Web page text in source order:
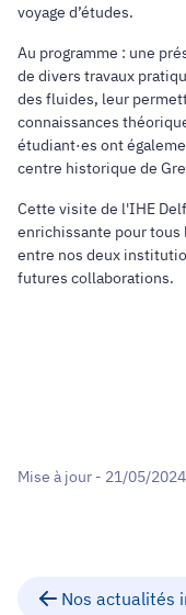
voyage d’études.
Au programme : une
de divers travaux
des fluides, leur
connaissances
étudiant·es ont
centre historique de
Cette visite de l'IHE
enrichissante pour tous
entre nos deux
futures collaborations.
Mise à jour - 21/05/2024
Nos actualités